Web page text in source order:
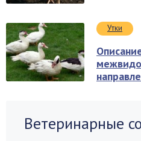
Утки
Ветеринарные